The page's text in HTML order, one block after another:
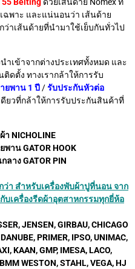
55 Belting ด้วยเส้นด้าย Nomex ที่
พาะ และแน่นอนว่า เส้นด้าย
าเส้นด้ายที่นำมาใช้เย็บกันทั่วไป
เข้าจากต่างประเทศทั้งหมด และ
ตั้ง ทางเรากล้าให้การรับ
ยพาน 1 ปี/รับประกันหัวต่อ
ดียวที่กล้าให้การรับประกันสินค้าที่
NICHOLINE
าน GATOR HOOK
าง GATOR PIN
า สำหรับเครื่องพับผ้าปูที่นอน จาก
บเครื่องรีดผ้าอุตสาหกรรมทุกยี่ห้อ
JENSEN, GIRBAU, CHICAGO
PRIMER, IPSO, UNIMAC,
KAAN, GMP, IMESA, LACO,
WESTON, STAHL, VEGA, HJ